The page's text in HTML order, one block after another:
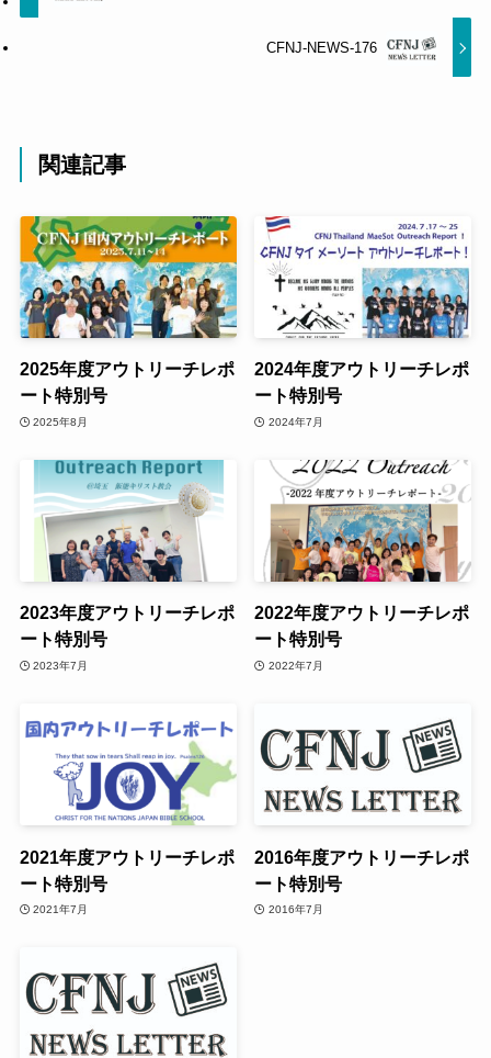
CFNJ-NEWS-176
関連記事
2025年度アウトリーチレポ
ート特別号
2025年8月
2024年度アウトリーチレポ
ート特別号
2024年7月
2023年度アウトリーチレポ
ート特別号
2023年7月
2022年度アウトリーチレポ
ート特別号
2022年7月
2021年度アウトリーチレポ
ート特別号
2021年7月
2016年度アウトリーチレポ
ート特別号
2016年7月